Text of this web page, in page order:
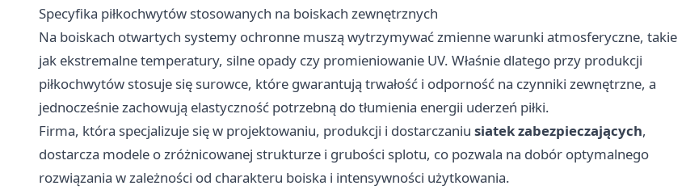
Specyfika piłkochwytów stosowanych na boiskach zewnętrznych
Na boiskach otwartych systemy ochronne muszą wytrzymywać zmienne warunki atmosferyczne, takie
jak ekstremalne temperatury, silne opady czy promieniowanie UV. Właśnie dlatego przy produkcji
piłkochwytów stosuje się surowce, które gwarantują trwałość i odporność na czynniki zewnętrzne, a
jednocześnie zachowują elastyczność potrzebną do tłumienia energii uderzeń piłki.
Firma, która specjalizuje się w projektowaniu, produkcji i dostarczaniu siatek zabezpieczających,
dostarcza modele o zróżnicowanej strukturze i grubości splotu, co pozwala na dobór optymalnego
rozwiązania w zależności od charakteru boiska i intensywności użytkowania.